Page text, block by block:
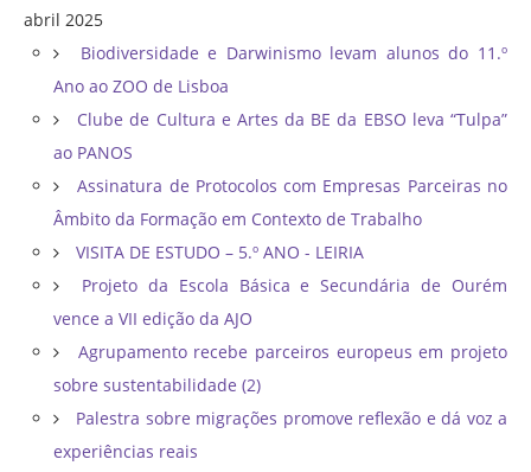
abril 2025
Biodiversidade e Darwinismo levam alunos do 11.º
Ano ao ZOO de Lisboa
Clube de Cultura e Artes da BE da EBSO leva “Tulpa”
ao PANOS
Assinatura de Protocolos com Empresas Parceiras no
Âmbito da Formação em Contexto de Trabalho
VISITA DE ESTUDO – 5.º ANO - LEIRIA
Projeto da Escola Básica e Secundária de Ourém
vence a VII edição da AJO
Agrupamento recebe parceiros europeus em projeto
sobre sustentabilidade (2)
Palestra sobre migrações promove reflexão e dá voz a
experiências reais